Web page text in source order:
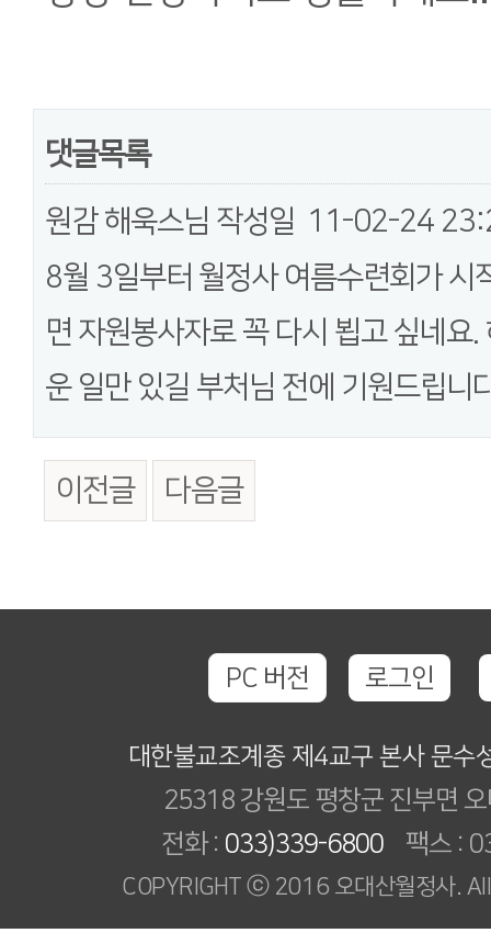
댓글목록
원감 해욱스님 작성일 11-02-24
8월 3일부터 월정사 여름수련회가 시
면 자원봉사자로 꼭 다시 뵙고 싶네요
운 일만 있길 부처님 전에 기원드립니
이전글 다음글
PC 버전 로그인
대한불교조계종 제4교구 본사 문수
25318 강원도 평창군 진부면
전화 : 033)339-6800 팩스 :
COPYRIGHT ⓒ 2016 오대산월정사.